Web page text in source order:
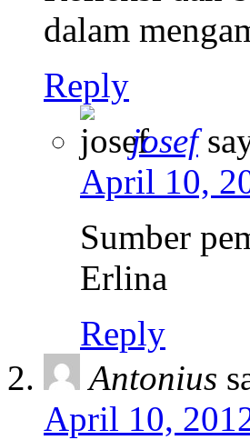
dalam
Reply
josef
April 10,
Sumber
Erlina
Reply
Antonius
April 10,